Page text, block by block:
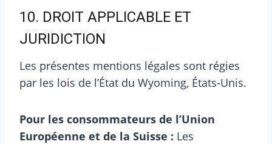
10. DROIT APPLICABLE ET
JURIDICTION
Les présentes mentions légales sont régies
par les lois de l’État du Wyoming, États-Unis.
Pour les consommateurs de l’Union
Européenne et de la Suisse : Les